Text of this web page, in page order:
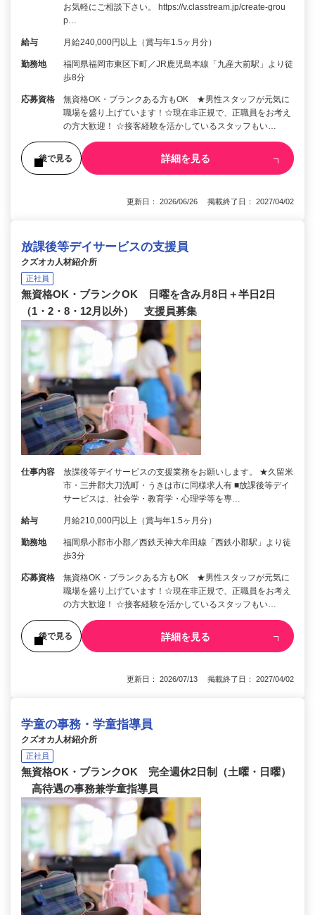
お気軽にご相談下さい。 https://v.classtream.jp/create-grou
p…
給与 月給240,000円以上（賞与年1.5ヶ月分）
勤務地
福岡県福岡市東区下町／JR鹿児島本線「九産大前駅」より徒
歩8分
応募資格
無資格OK・ブランクある方もOK ★男性スタッフが元気に
職場を盛り上げています！☆現在非正規で、正職員をお考え
の方大歓迎！ ☆接客経験を活かしているスタッフもい…
後で見る 詳細を見る
更新日： 2026/06/26 掲載終了日： 2027/04/02
放課後等デイサービスの支援員
クズオカ人材紹介所
正社員
無資格OK・ブランクOK 日曜を含み月8日＋半日2日
（1・2・8・12月以外） 支援員募集
仕事内容
放課後等デイサービスの支援業務をお願いします。 ★久留米
市・三井郡大刀洗町・うきは市に同様求人有 ■放課後等デイ
サービスは、社会学・教育学・心理学等を専…
給与 月給210,000円以上（賞与年1.5ヶ月分）
勤務地
福岡県小郡市小郡／西鉄天神大牟田線「西鉄小郡駅」より徒
歩3分
応募資格
無資格OK・ブランクある方もOK ★男性スタッフが元気に
職場を盛り上げています！☆現在非正規で、正職員をお考え
の方大歓迎！ ☆接客経験を活かしているスタッフもい…
後で見る 詳細を見る
更新日： 2026/07/13 掲載終了日： 2027/04/02
学童の事務・学童指導員
クズオカ人材紹介所
正社員
無資格OK・ブランクOK 完全週休2日制（土曜・日曜）
高待遇の事務兼学童指導員